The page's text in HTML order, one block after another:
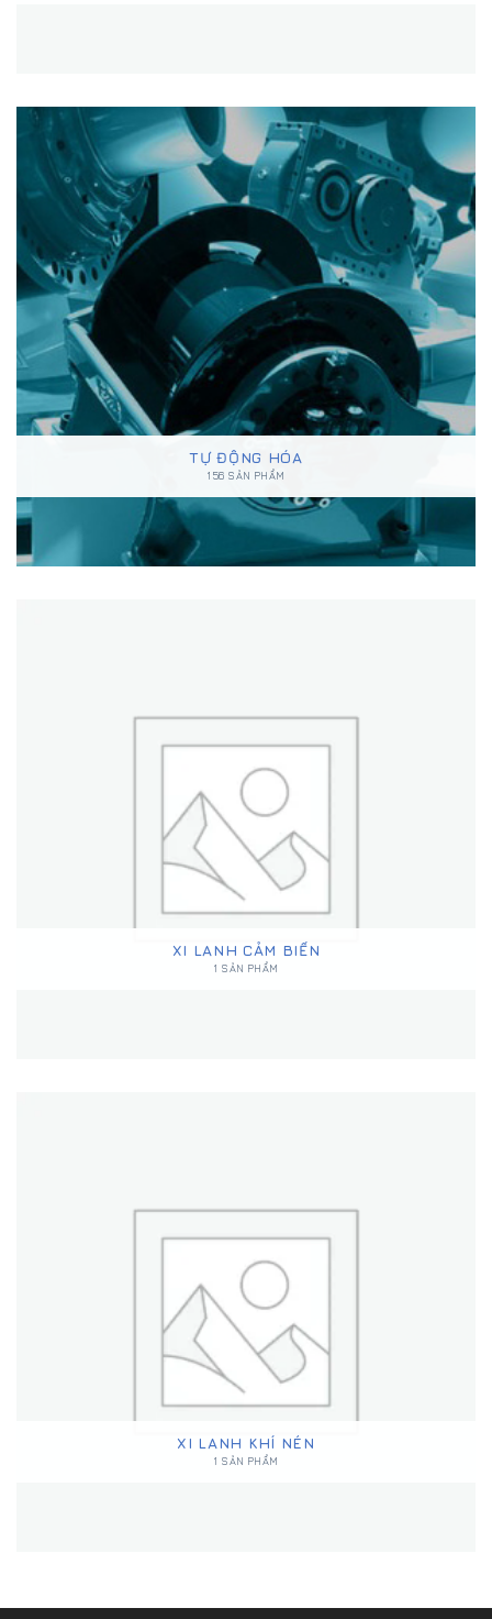
TỰ ĐỘNG HÓA
156 SẢN PHẨM
XI LANH CẢM BIẾN
1 SẢN PHẨM
XI LANH KHÍ NÉN
1 SẢN PHẨM